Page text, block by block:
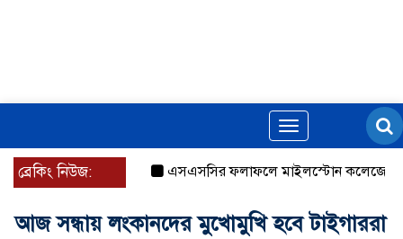
Toggle
navigation
ব্রেকিং নিউজ: এসএসসির ফলাফলে মাইলস্টোন কলেজের
আজ সন্ধায় লংকানদের মুখোমুখি হবে টাইগাররা